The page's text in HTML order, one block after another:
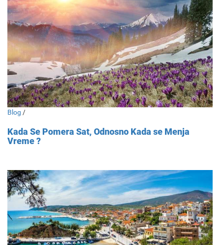
Blog /
Kada Se Pomera Sat, Odnosno Kada se Menja
Vreme ?